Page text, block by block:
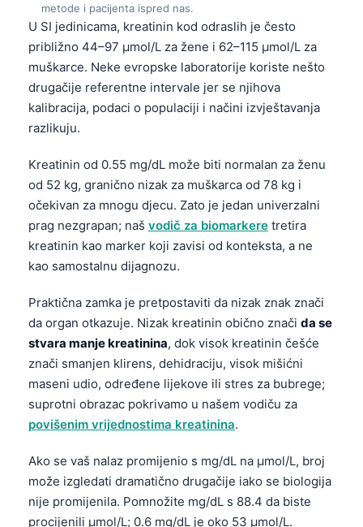
metode i pacijenta ispred nas.
U SI jedinicama, kreatinin kod odraslih je često
približno 44–97 µmol/L za žene i 62–115 µmol/L za
muškarce. Neke evropske laboratorije koriste nešto
drugačije referentne intervale jer se njihova
kalibracija, podaci o populaciji i načini izvještavanja
razlikuju.
Kreatinin od 0.55 mg/dL može biti normalan za ženu
od 52 kg, granično nizak za muškarca od 78 kg i
očekivan za mnogu djecu. Zato je jedan univerzalni
prag nezgrapan; naš vodič za biomarkere tretira
kreatinin kao marker koji zavisi od konteksta, a ne
kao samostalnu dijagnozu.
Praktična zamka je pretpostaviti da nizak znak znači
da organ otkazuje. Nizak kreatinin obično znači da se
stvara manje kreatinina, dok visok kreatinin češće
znači smanjen klirens, dehidraciju, visok mišićni
maseni udio, određene lijekove ili stres za bubrege;
suprotni obrazac pokrivamo u našem vodiču za
povišenim vrijednostima kreatinina.
Ako se vaš nalaz promijenio s mg/dL na µmol/L, broj
može izgledati dramatično drugačije iako se biologija
nije promijenila. Pomnožite mg/dL s 88.4 da biste
procijenili µmol/L; 0.6 mg/dL je oko 53 µmol/L.